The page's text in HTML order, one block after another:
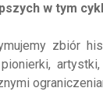
w tym
zbiór